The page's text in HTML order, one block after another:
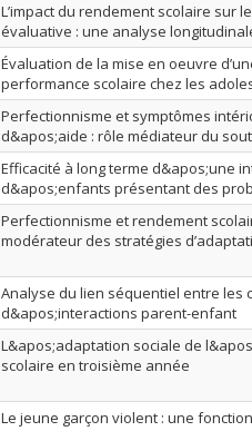
L’impact du rendement scolaire sur
évaluative : une analyse
Évaluation de la mise en oeuvre
performance scolaire chez les
Perfectionnisme et symptômes
d&apos;aide : rôle médiateur du
Efficacité à long terme d&apos;une
d&apos;enfants présentant des
Perfectionnisme et rendement
modérateur des stratégies
Analyse du lien séquentiel entre les
d&apos;interactions parent-enfant
L&apos;adaptation sociale de
scolaire en troisième année
Le jeune garçon violent : une